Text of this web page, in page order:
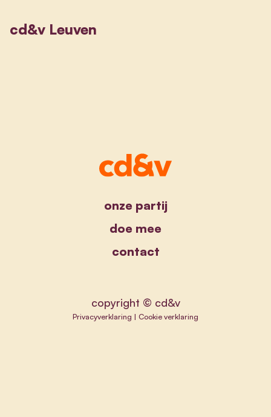
cd&v Leuven
onze partij
doe mee
contact
copyright © cd&v
Privacyverklaring | Cookie verklaring